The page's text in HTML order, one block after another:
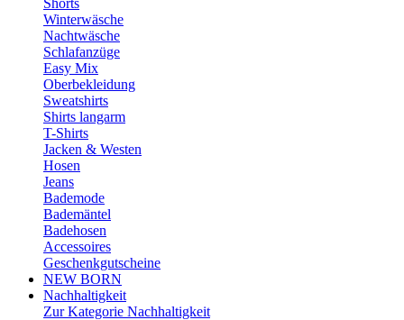
Shorts
Winterwäsche
Nachtwäsche
Schlafanzüge
Easy Mix
Oberbekleidung
Sweatshirts
Shirts langarm
T-Shirts
Jacken & Westen
Hosen
Jeans
Bademode
Bademäntel
Badehosen
Accessoires
Geschenkgutscheine
NEW BORN
Nachhaltigkeit
Zur Kategorie Nachhaltigkeit